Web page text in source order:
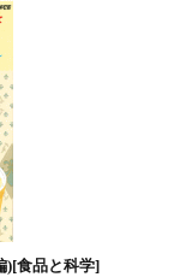
)[食品と科学]